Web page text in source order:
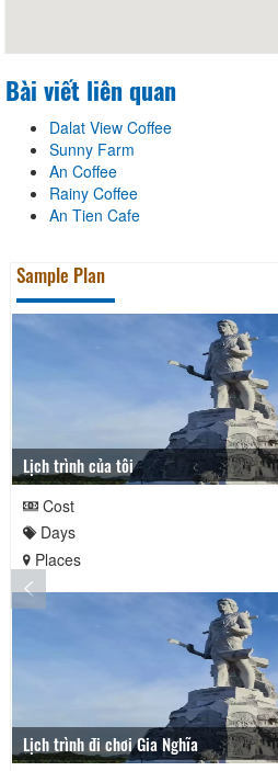
Bài viết liên quan
Dalat View Coffee
Sunny Farm
An Coffee
Rainy Coffee
An Tien Cafe
Sample Plan
Lịch trình của tôi
Cost
Days
Places
Lịch trình đi chơi Gia Nghĩa